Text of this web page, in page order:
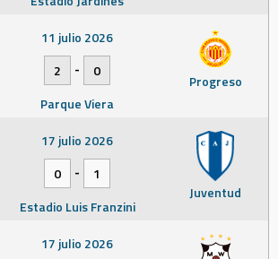
Progreso
11 julio 2026
2
-
0
Parque Viera
Juventud
17 julio 2026
0
-
1
Estadio Luis Franzini
17 julio 2026